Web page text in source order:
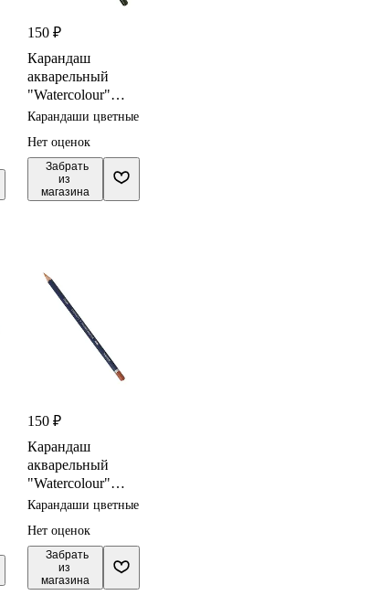
150 ₽
Карандаш
акварельный
"Watercolour"
зел.кедровый
DERWENT
Карандаши цветные
Нет оценок
Забрать
из
магазина
150 ₽
Карандаш
акварельный
"Watercolour"
терракотовый
DERWENT
Карандаши цветные
Нет оценок
Забрать
из
магазина